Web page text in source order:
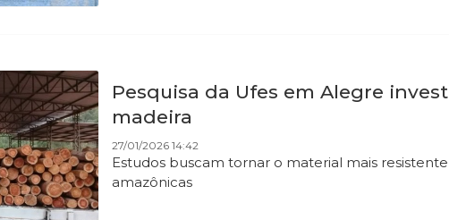
Pesquisa da Ufes em Alegre
madeira
27/01/2026 14:42
Estudos buscam tornar o material mais
amazônicas